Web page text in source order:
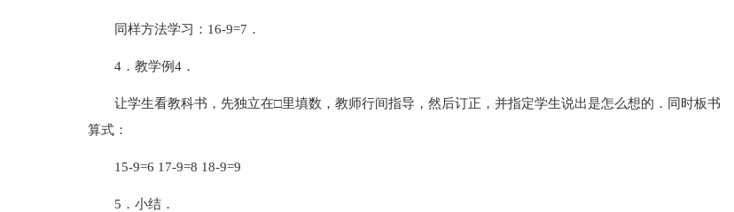
同样方法学习：16-9=7．
4．教学例4．
让学生看教科书，先独立在□里填数，教师行间指导，然后订正，并指定学生说出是怎么想的．同时板书
算式：
15-9=6 17-9=8 18-9=9
5．小结．